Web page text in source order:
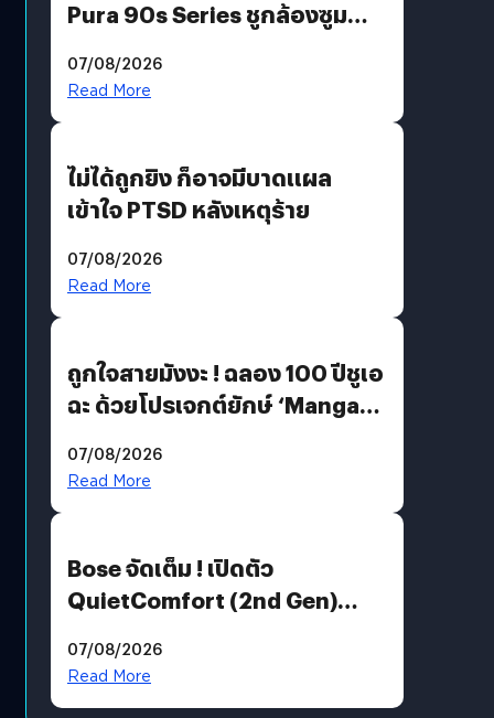
Pura 90s Series ชูกล้องซูม
07/08/2026
Read More
ไม่ได้ถูกยิง ก็อาจมีบาดแผล
เข้าใจ PTSD หลังเหตุร้าย
07/08/2026
Read More
ถูกใจสายมังงะ ! ฉลอง 100 ปีชูเอ
ฉะ ด้วยโปรเจกต์ยักษ์ ‘Manga
มีภาษาไทยด้วย
07/08/2026
Read More
Bose จัดเต็ม ! เปิดตัว
QuietComfort (2nd Gen)
07/08/2026
Read More